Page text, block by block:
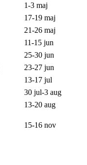
1-3 maj
17-19 maj
21-26 maj
11-15 jun
25-30 jun
23-27 jun
13-17 jul
30 jul-3 aug
13-20 aug
15-16 nov